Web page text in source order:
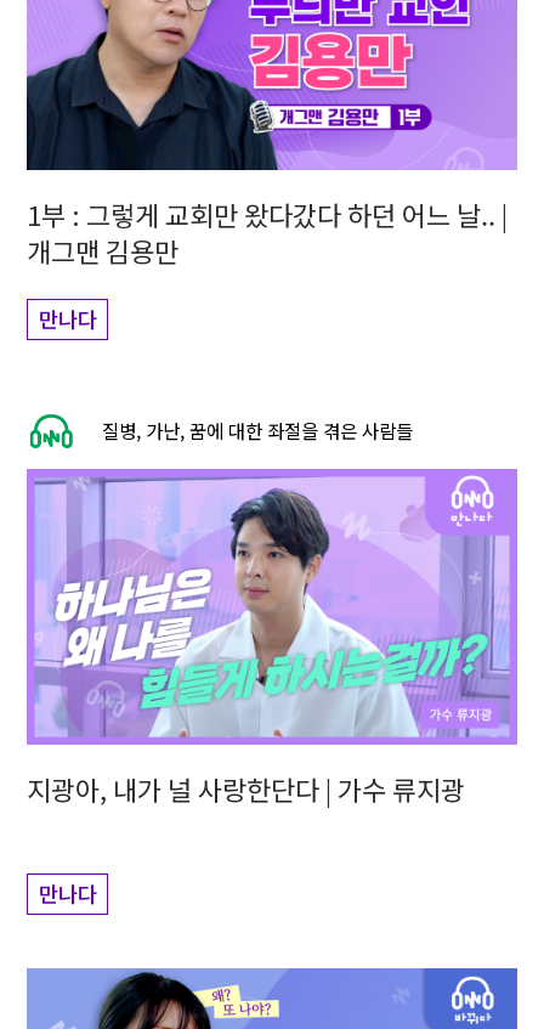
1부 : 그렇게 교회만 왔다갔다 하던 어느 날.. |
개그맨 김용만
만나다
질병, 가난, 꿈에 대한 좌절을 겪은 사람들
지광아, 내가 널 사랑한단다 | 가수 류지광
만나다